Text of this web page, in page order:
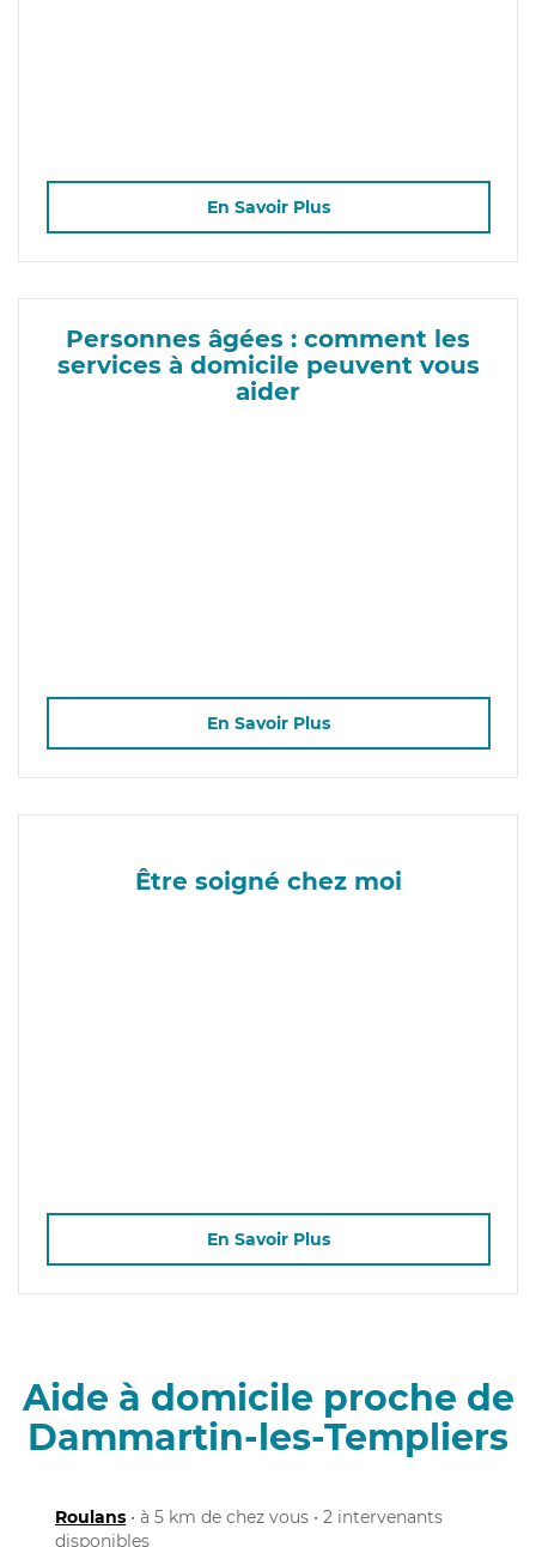
En Savoir Plus
Personnes âgées : comment les
services à domicile peuvent vous
aider
En Savoir Plus
Être soigné chez moi
En Savoir Plus
Aide à domicile proche de
Dammartin-les-Templiers
Roulans • à 5 km de chez vous • 2 intervenants
disponibles